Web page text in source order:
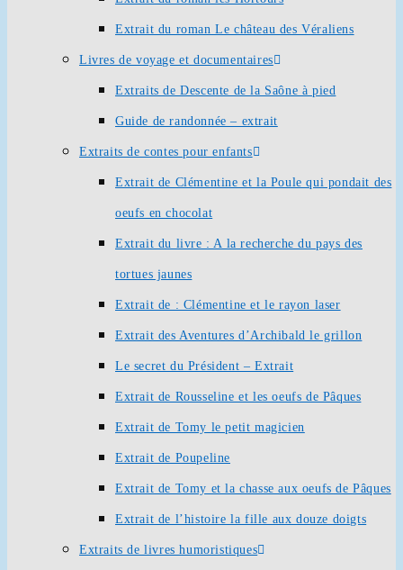
Extrait du roman Le château des Véraliens
Livres de voyage et documentaires
Extraits de Descente de la Saône à pied
Guide de randonnée – extrait
Extraits de contes pour enfants
Extrait de Clémentine et la Poule qui pondait des
oeufs en chocolat
Extrait du livre : A la recherche du pays des
tortues jaunes
Extrait de : Clémentine et le rayon laser
Extrait des Aventures d’Archibald le grillon
Le secret du Président – Extrait
Extrait de Rousseline et les oeufs de Pâques
Extrait de Tomy le petit magicien
Extrait de Poupeline
Extrait de Tomy et la chasse aux oeufs de Pâques
Extrait de l’histoire la fille aux douze doigts
Extraits de livres humoristiques